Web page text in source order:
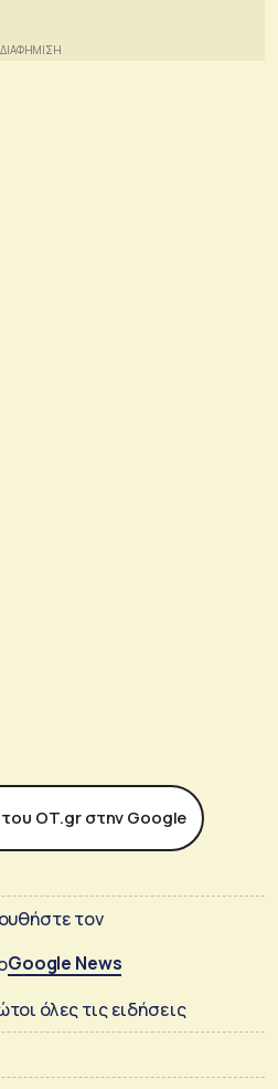
ΟΤ.gr στην Google
τον
Google News
όλες τις ειδήσεις